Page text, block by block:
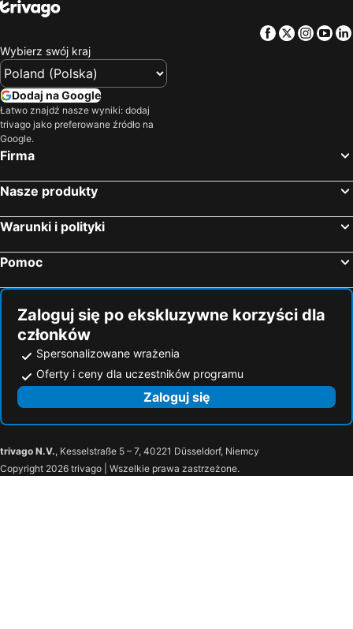
Facebook
Twitter
Wybierz swój kraj
Dodaj na Google
Łatwo znajdź nasze wyniki: dodaj
trivago jako preferowane źródło na
Google.
Firma
Nasze produkty
Warunki i polityki
Pomoc
Zaloguj się po ekskluzywne korzyści dla
członków
Spersonalizowane wrażenia
Oferty i ceny dla uczestników programu
Zaloguj się
trivago N.V., Kesselstraße 5 – 7, 40221 Düsseldorf, Niemcy
Copyright 2026 trivago | Wszelkie prawa zastrzeżone.